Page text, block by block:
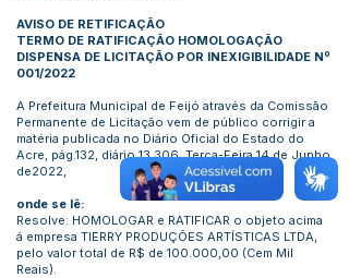
AVISO DE RETIFICAÇÃO
TERMO DE RATIFICAÇÃO HOMOLOGAÇÃO
DISPENSA DE LICITAÇÃO POR INEXIGIBILIDADE Nº
001/2022
A Prefeitura Municipal de Feijó através da Comissão
Permanente de Licitação vem de público corrigir a
matéria publicada no Diário Oficial do Estado do
Acre, pág.132, diário 13.306, Terça-Feira 14 de Junho
de2022,
onde se lê:
Resolve: HOMOLOGAR e RATIFICAR o objeto acima
á empresa TIERRY PRODUÇÕES ARTÍSTICAS LTDA,
pelo valor total de R$ de 100.000,00 (Cem Mil
Reais).